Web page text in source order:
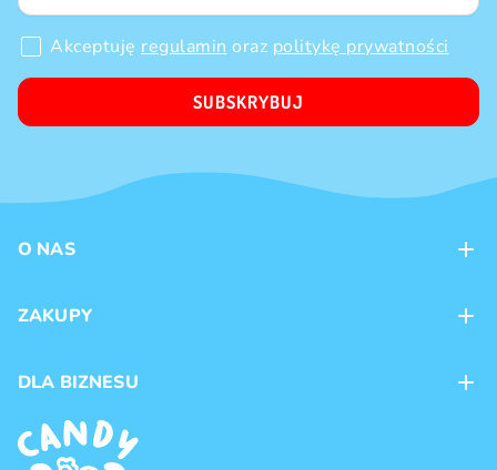
Akceptuję regulamin oraz politykę prywatności
SUBSKRYBUJ
O NAS
Sklepy
ZAKUPY
Dostawa
Regulamin
Polityka prywatności
DLA BIZNESU
Franczyza
Handel hurtowy